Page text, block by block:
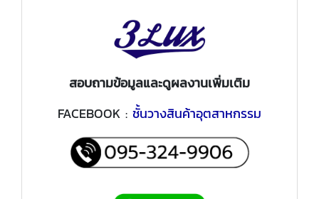
สอบถามข้อมูลและดูผลงานเพิ่มเติม
FACEBOOK : ชั้นวางสินค้าอุตสาหกรรม